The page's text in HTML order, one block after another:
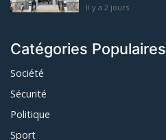
Il y a 2 jours
Catégories Populaires
Société
Sécurité
Politique
Sport